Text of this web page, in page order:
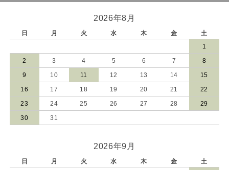
2026年8月
日 月 火 水 木 金
土
1
2 3 4 5 6 7 8
9 10 11 12 13 14 15
16 17 18 19 20 21 22
23 24 25 26 27 28 29
30 31
2026年9月
日 月 火 水 木 金
土